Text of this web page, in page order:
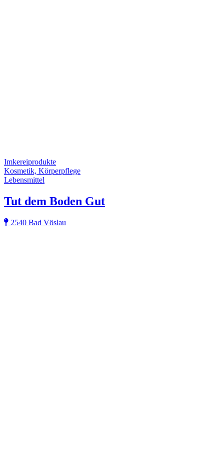
Imkereiprodukte
Kosmetik, Körperpflege
Lebensmittel
Tut dem Boden Gut
2540 Bad Vöslau